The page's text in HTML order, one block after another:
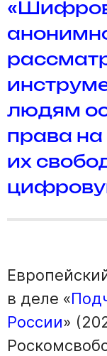
людям
права
их
в деле «
России»